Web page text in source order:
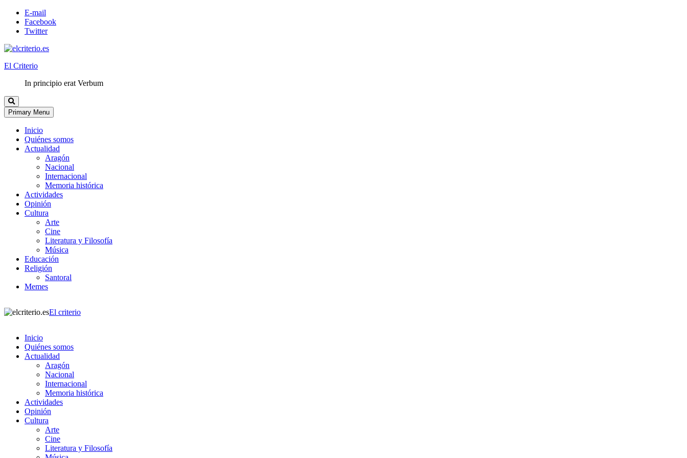
E-mail
Facebook
Twitter
El Criterio
In principio erat Verbum
Primary Menu
Inicio
Quiénes somos
Actualidad
Aragón
Nacional
Internacional
Memoria histórica
Actividades
Opinión
Cultura
Arte
Cine
Literatura y Filosofía
Música
Educación
Religión
Santoral
Memes
El criterio
Inicio
Quiénes somos
Actualidad
Aragón
Nacional
Internacional
Memoria histórica
Actividades
Opinión
Cultura
Arte
Cine
Literatura y Filosofía